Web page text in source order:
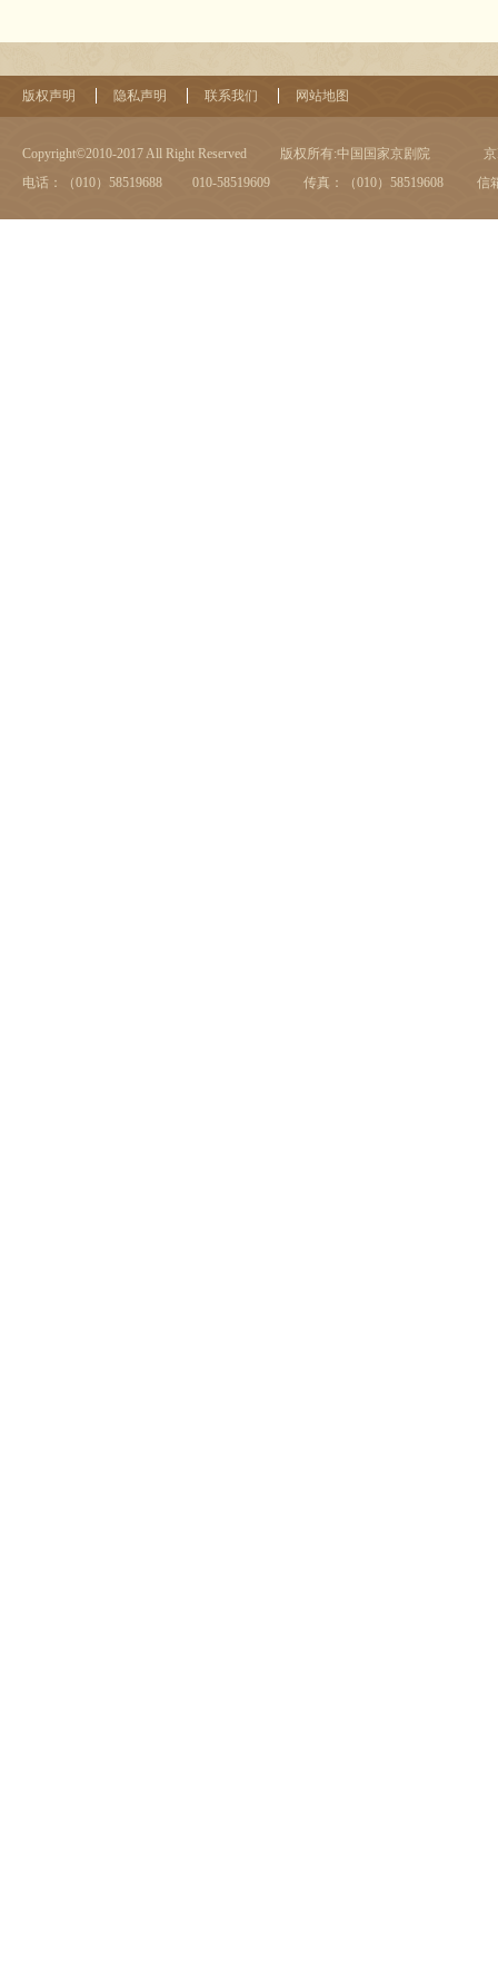
版权声明 隐私声明 联系我们 网站地图
Copyright©2010-2017 All Right Reserved 版权所有:中国国家京剧院
电话：（010）58519688 010-58519609
传真：（010）58519608 信